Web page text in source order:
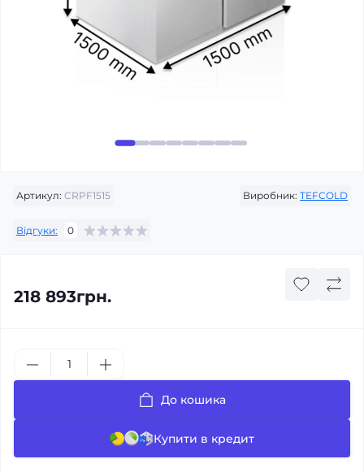
Артикул: CRPF1515 Виробник: TEFCOLD
Відгуки: 0
218 893грн.
До кошика
Купити в кредит